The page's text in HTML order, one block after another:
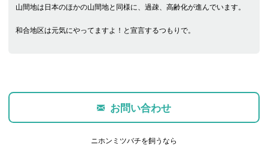
山間地は日本のほかの山間地と同様に、過疎、高齢化が進んでいます。
和合地区は元気にやってますよ！と宣言するつもりで。
お問い合わせ
ニホンミツバチを飼うなら